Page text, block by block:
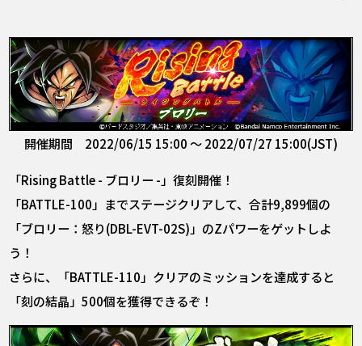
開催期間 2022/06/15 15:00 ～ 2022/07/27 15:00(JST)
「Rising Battle - ブロリー -」復刻開催！
「BATTLE-100」までステージクリアして、合計9,899個の
「ブロリー：怒り(DBL-EVT-02S)」のZパワーをゲットしよ
う！
さらに、「BATTLE-110」クリアのミッションを達成すると
「刻の結晶」500個を獲得できるぞ！